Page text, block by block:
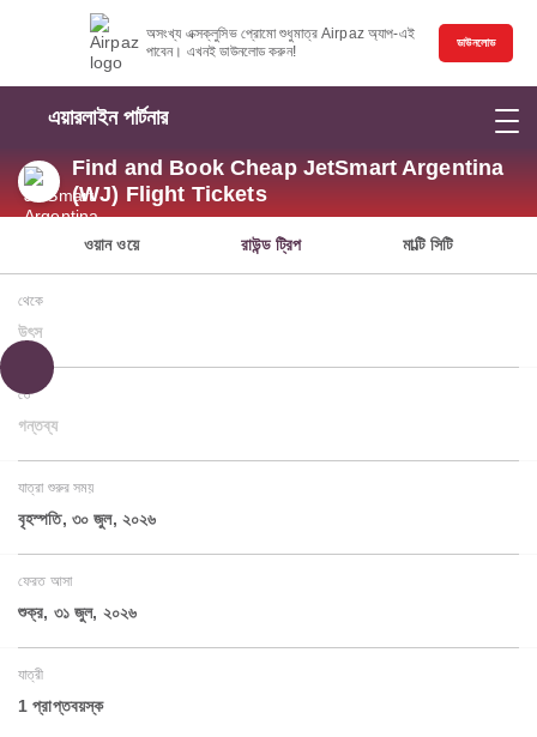
অসংখ্য এক্সক্লুসিভ প্রোমো শুধুমাত্র Airpaz অ্যাপ-এই
পাবেন। এখনই ডাউনলোড করুন!
ডাউনলোড
এয়ারলাইন পার্টনার
Find and Book Cheap JetSmart Argentina
(WJ) Flight Tickets
ওয়ান ওয়ে রাউন্ড ট্রিপ মাল্টি সিটি
থেকে
উৎস
তে
গন্তব্য
যাত্রা শুরুর সময়
বৃহস্পতি, ৩০ জুল, ২০২৬
ফেরত আসা
শুক্র, ৩১ জুল, ২০২৬
যাত্রী
1 প্রাপ্তবয়স্ক